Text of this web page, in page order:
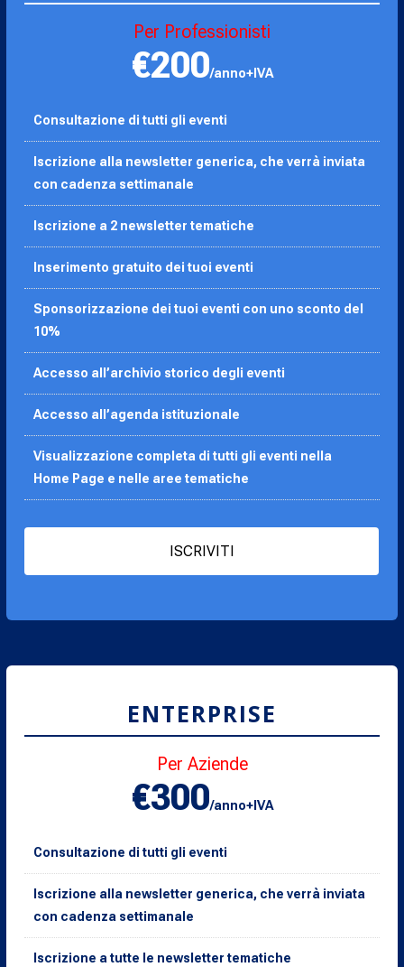
Per Professionisti
€200/anno+IVA
Consultazione di tutti gli eventi
Iscrizione alla newsletter generica, che verrà inviata
con cadenza settimanale
Iscrizione a 2 newsletter tematiche
Inserimento gratuito dei tuoi eventi
Sponsorizzazione dei tuoi eventi con uno sconto del
10%
Accesso all’archivio storico degli eventi
Accesso all’agenda istituzionale
Visualizzazione completa di tutti gli eventi nella
Home Page e nelle aree tematiche
ISCRIVITI
ENTERPRISE
Per Aziende
€300/anno+IVA
Consultazione di tutti gli eventi
Iscrizione alla newsletter generica, che verrà inviata
con cadenza settimanale
Iscrizione a tutte le newsletter tematiche